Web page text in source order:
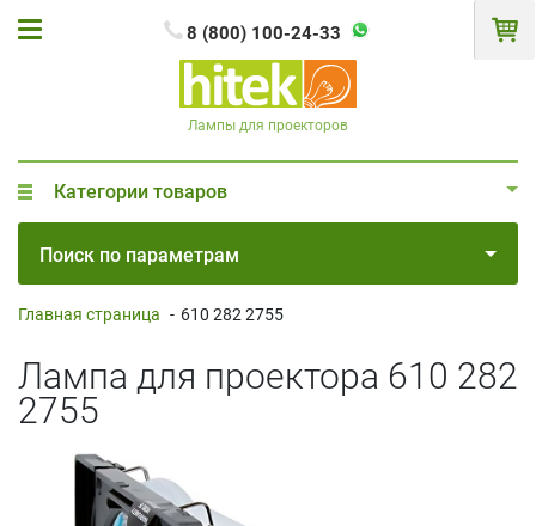
8 (800) 100-24-33
Лампы для проекторов
Категории товаров
Поиск по параметрам
Главная страница - 610 282 2755
Лампа для проектора 610 282
2755